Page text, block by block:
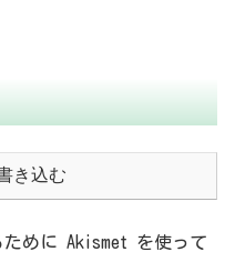
き込む
ために Akismet を使って